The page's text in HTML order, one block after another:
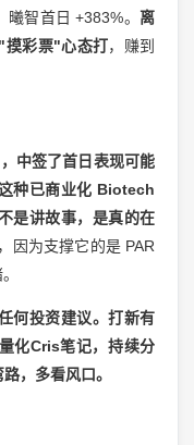
智首日 +383%。 离
摸彩票"心态打，赚到
中签了首日表现可能
种已商业化 Biotech
是讲故事，是真的在
因为支撑它的是 PAR
何投资建议。打新有
化Cris笔记，持续分
，多看风口。